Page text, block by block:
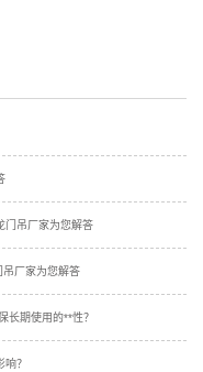
门吊厂家为您解答
厂家为您解答
长期使用的**性？
？